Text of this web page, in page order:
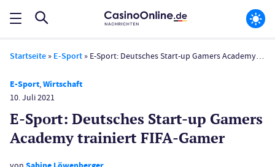
Startseite » E-Sport » E-Sport: Deutsches Start-up Gamers Academy trainiert FIFA-Gamer
E-Sport,Wirtschaft
10. Juli 2021
E-Sport: Deutsches Start-up Gamers
Academy trainiert FIFA-Gamer